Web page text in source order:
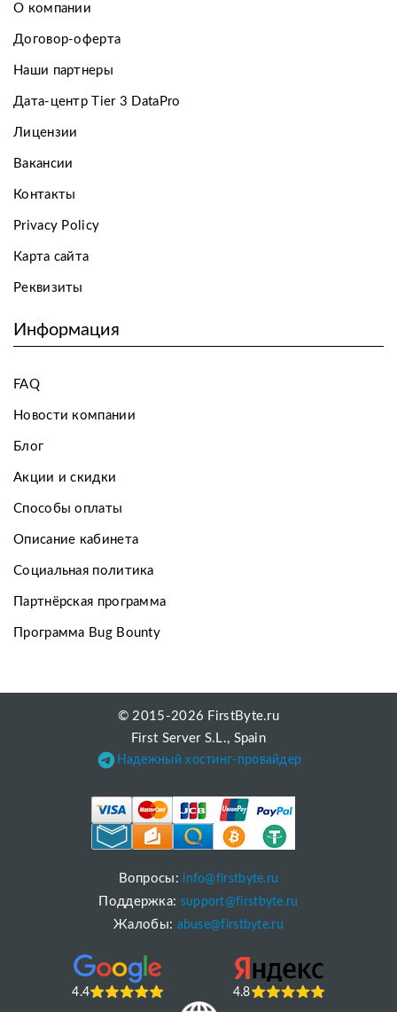
О компании
Договор-оферта
Наши партнеры
Дата-центр Tier 3 DataPro
Лицензии
Вакансии
Контакты
Privacy Policy
Карта сайта
Реквизиты
Информация
FAQ
Новости компании
Блог
Акции и скидки
Способы оплаты
Описание кабинета
Социальная политика
Партнёрская программа
Программа Bug Bounty
© 2015-2026 FirstByte.ru
First Server S.L., Spain
Надежный хостинг-провайдер
Вопросы: info@firstbyte.ru
Поддержка: support@firstbyte.ru
Жалобы: abuse@firstbyte.ru
4.4 4.8